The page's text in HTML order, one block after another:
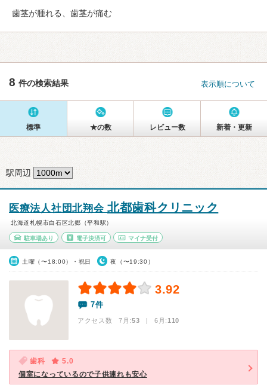
歯茎が腫れる、歯茎が痛む
8 件の検索結果 表示順について
標準 ★の数 レビュー数 新着・更新
駅周辺
医療法人社団北翔会 北都歯科クリニック
北海道札幌市白石区北郷（平和駅）
駐車場あり 電子決済可 マイナ受付
土曜（〜18:00）・祝日 夜（〜19:30）
3.92
7件
アクセス数 7月:53 | 6月:110
歯科
5.0
個室になっているので子供連れも安心